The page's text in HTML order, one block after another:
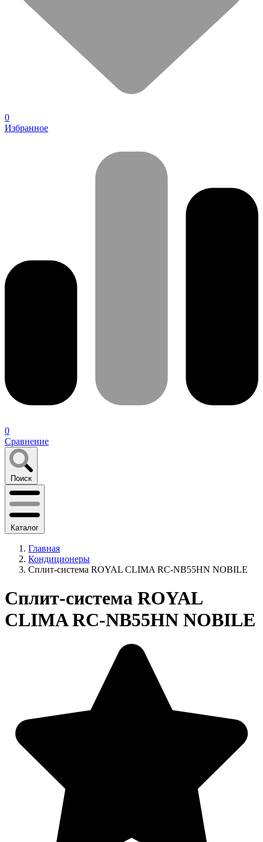
0
Избранное
0
Сравнение
Поиск
Каталог
Главная
Кондиционеры
Сплит-система ROYAL CLIMA RC-NB55HN NOBILE
Сплит-система ROYAL
CLIMA RC-NB55HN NOBILE